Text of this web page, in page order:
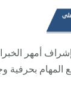
أمهر
المهام